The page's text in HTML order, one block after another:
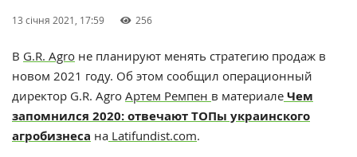
13 січня 2021, 17:59 256
В G.R. Agro не планируют менять стратегию продаж в
новом 2021 году. Об этом сообщил операционный
директор G.R. Agro Артем Ремпен в материале Чем
запомнился 2020: отвечают ТОПы украинского
агробизнеса на Latifundist.com.